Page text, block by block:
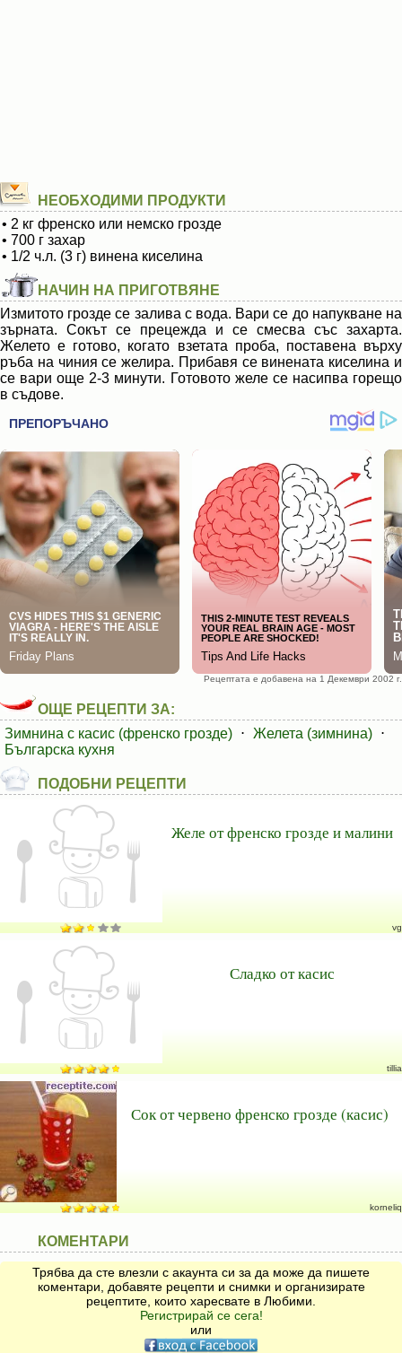
НЕОБХОДИМИ ПРОДУКТИ
• 2 кг френско или немско грозде
• 700 г захар
• 1/2 ч.л. (3 г) винена киселина
НАЧИН НА ПРИГОТВЯНЕ
Измитото грозде се залива с вода. Вари се до напукване на
зърната. Сокът се прецежда и се смесва със захарта.
Желето е готово, когато взетата проба, поставена върху
ръба на чиния се желира. Прибавя се винената киселина и
се вари още 2-3 минути. Готовото желе се насипва горещо
в съдове.
Рецептата е добавена на 1 Декември 2002 г.
ОЩЕ РЕЦЕПТИ ЗА:
Зимнина с касис (френско грозде) ⋅ Желета (зимнина) ⋅
Българска кухня
ПОДОБНИ РЕЦЕПТИ
Желе от френско грозде и малини
vg
Сладко от касис
tillia
Сок от червено френско грозде (касис)
korneliq
КОМЕНТАРИ
Трябва да сте влезли с акаунта си за да може да пишете
коментари, добавяте рецепти и снимки и организирате
рецептите, които харесвате в Любими.
Регистрирай се сега!
или